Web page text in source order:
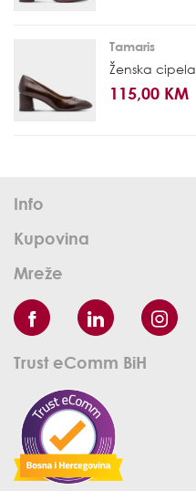
Tamaris
Ženska cipela
115,00 KM
Info
Kupovina
Mreže
Trust eComm BiH